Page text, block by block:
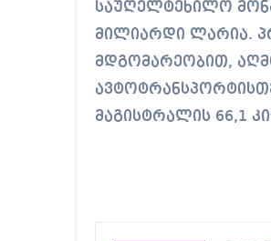
საუღელტეხილო
მილიარდი ლარია.
მდგომარეობით,
მაგისტრალის 66,1